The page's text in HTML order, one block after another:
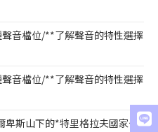
音檔位/**了解聲音的特性選擇
音檔位/**了解聲音的特性選擇
卑斯山下的*特里格拉夫國家公